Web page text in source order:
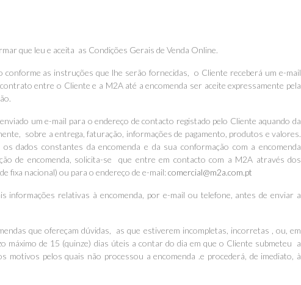
que leu e aceita as Condições Gerais de Venda Online.
as instruções que lhe serão fornecidas, o Cliente receberá um e-mail
entre o Cliente e a M2A até a encomenda ser aceite expressamente pela
um e-mail para o endereço de contacto registado pelo Cliente aquando da
sobre a entrega, faturação, informações de pagamento, produtos e valores.
dados constantes da encomenda e da sua conformação com a encomenda
de encomenda, solicita-se que entre em contacto com a M2A através dos
fixa nacional) ou para o endereço de e-mail:comercial@m2a.com.pt
informações relativas à encomenda, por e-mail ou telefone, antes de enviar a
que ofereçam dúvidas, as que estiverem incompletas, incorretas , ou, em
máximo de 15 (quinze) dias úteis a contar do dia em que o Cliente submeteu a
pelos quais não processou a encomenda .e procederá, de imediato, à